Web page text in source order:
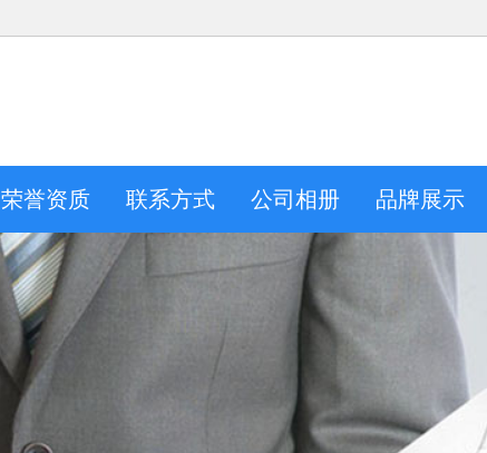
荣誉资质 联系方式 公司相册 品牌展示